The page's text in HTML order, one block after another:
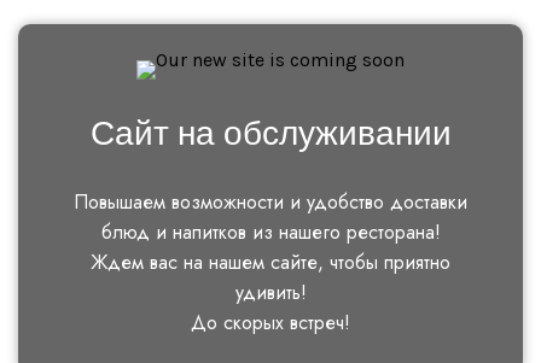
Сайт на обслуживании
Повышаем возможности и удобство доставки
блюд и напитков из нашего ресторана!
Ждем вас на нашем сайте, чтобы приятно
удивить!
До скорых встреч!